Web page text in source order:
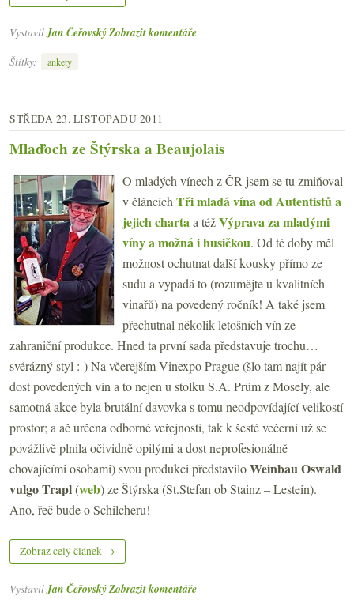
VystavilJan ČeřovskýZobrazit komentáře
Štítky:
ankety
STŘEDA 23. LISTOPADU 2011
Mlaďoch ze Štýrska a Beaujolais
O mladých vínech z ČR jsem se tu zmiňoval
v článcích Tři mladá vína od Autentistů a
jejich chartaa téžVýprava za mladými
víny a možná i husičkou. Od té doby měl
možnost ochutnat další kousky přímo ze
sudu a vypadá to (rozumějte u kvalitních
vinařů) na povedený ročník! A také jsem
přechutnal několik letošních vín ze
zahraniční produkce. Hned ta první sada představuje trochu…
svérázný styl :-) Na včerejším Vinexpo Prague (šlo tam najít pár
dost povedených vín a to nejen u stolku S.A. Prüm z Mosely, ale
samotná akce byla brutální davovka s tomu neodpovídající velikostí
prostor; a ač určena odborné veřejnosti, tak k šesté večerní už se
povážlivě plnila očividně opilými a dost neprofesionálně
chovajícími osobami) svou produkci představiloWeinbau Oswald
vulgo Trapl(web) ze Štýrska (St.Stefan ob Stainz – Lestein).
Ano, řeč bude o Schilcheru!
Zobraz celý článek →
Vystavil Jan ČeřovskýZobrazit komentáře